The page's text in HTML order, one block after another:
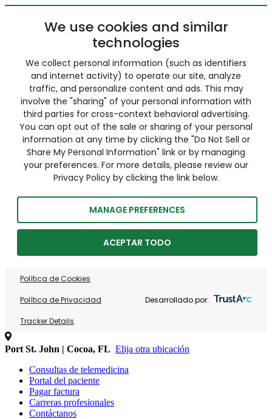
We use cookies and similar
technologies
We collect personal information (such as identifiers
and internet activity) to operate our site, analyze
traffic, and personalize content and ads. This may
involve the "sharing" of your personal information with
third parties for cross-context behavioral advertising.
You can opt out of the sale or sharing of your personal
information at any time by clicking the "Do Not Sell or
Share My Personal Information" link or by managing
your preferences. For more details, please review our
Privacy Policy by clicking the link below.
MANAGE PREFERENCES
ACEPTAR TODO
Política de Cookies
Política de Privacidad
Tracker Details
Desarrollado por:
Port St. John | Cocoa, FL Elija otra ubicación
Consultas de telemedicina
Portal del paciente
Pagar factura
Carreras profesionales
Contáctanos